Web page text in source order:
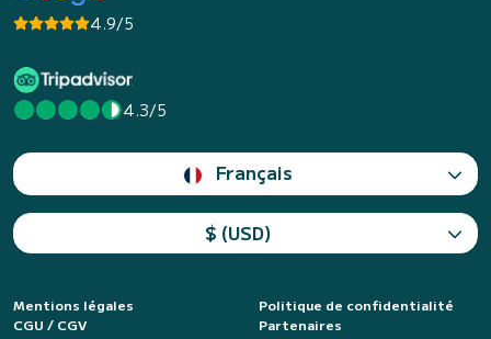
4.9/5
4.3/5
Français
$ (USD)
Mentions légales
Politique de confidentialité
CGU / CGV
Partenaires